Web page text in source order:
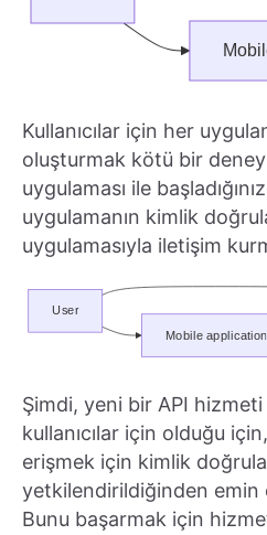
Kullanıcılar için her
oluşturmak kötü bir
uygulaması ile
uygulamanın kimlik
uygulamasıyla iletişim
Şimdi, yeni bir API hizmeti
kullanıcılar için olduğu
erişmek için kimlik
yetkilendirildiğinden emin
Bunu başarmak için